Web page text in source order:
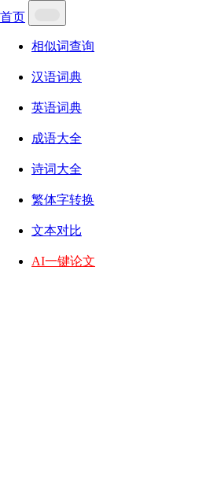
首页
相似词查询
汉语词典
英语词典
成语大全
诗词大全
繁体字转换
文本对比
AI一键论文